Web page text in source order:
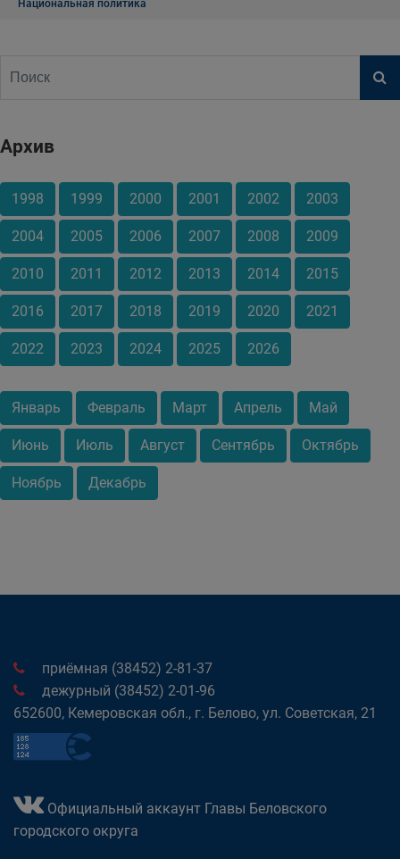
Национальная политика
Архив
1998 1999 2000 2001 2002 2003
2004 2005 2006 2007 2008 2009
2010 2011 2012 2013 2014 2015
2016 2017 2018 2019 2020 2021
2022 2023 2024 2025 2026
Январь Февраль Март Апрель Май
Июнь Июль Август Сентябрь Октябрь
Ноябрь Декабрь
приёмная (38452) 2-81-37
дежурный (38452) 2-01-96
652600, Кемеровская обл., г. Белово, ул. Советская, 21
Официальный аккаунт Главы Беловского
городского округа